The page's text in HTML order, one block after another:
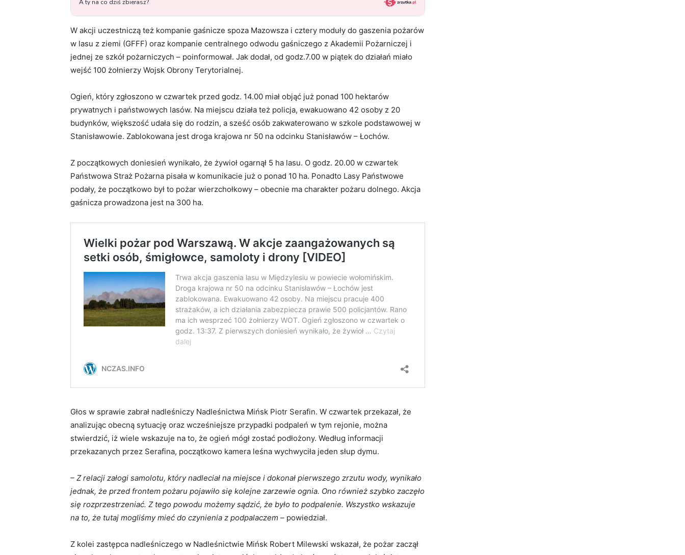
W akcji uczestniczą też kompanie gaśnicze spoza Mazowsza i cztery moduły do gaszenia pożarów
w lasu z ziemi (GFFF) oraz kompanie centralnego odwodu gaśniczego z Akademii Pożarniczej i
jednej ze szkół pożarniczych – poinformował. Jak dodał, od godz.7.00 w piątek do działań miało
wejść 100 żołnierzy Wojsk Obrony Terytorialnej.
Ogień, który zgłoszono w czwartek przed godz. 14.00 miał objąć już ponad 100 hektarów
prywatnych i państwowych lasów. Na miejscu działa też policja, ewakuowano 42 osoby z 20
budynków, większość udała się do rodzin, a sześć osób zakwaterowano w szkole podstawowej w
Stanisławowie. Zablokowana jest droga krajowa nr 50 na odcinku Stanisławów – Łochów.
Z początkowych doniesień wynikało, że żywioł ogarnął 5 ha lasu. O godz. 20.00 w czwartek
Państwowa Straż Pożarna pisała w komunikacie już o ponad 10 ha. Ponadto Lasy Państwowe
podały, że początkowo był to pożar wierzchołkowy – obecnie ma charakter pożaru dolnego. Akcja
gaśnicza prowadzona jest na 300 ha.
Głos w sprawie zabrał nadleśniczy Nadleśnictwa Mińsk Piotr Serafin. W czwartek przekazał, że
analizując obecną sytuację oraz wcześniejsze przypadki podpaleń w tym rejonie, można
stwierdzić, iż wiele wskazuje na to, że ogień mógł zostać podłożony. Według informacji
przekazanych przez Serafina, początkowo kamera leśna wychwyciła jeden słup dymu.
– Z relacji załogi samolotu, który nadleciał na miejsce i dokonał pierwszego zrzutu wody, wynikało
jednak, że przed frontem pożaru pojawiło się kolejne zarzewie ognia. Ono również szybko zaczęło
się rozprzestrzeniać. Z tego powodu możemy sądzić, że było to podpalenie. Wszystko wskazuje
na to, że tutaj mogliśmy mieć do czynienia z podpalaczem – powiedział.
Z kolei zastępca nadleśniczego w Nadleśnictwie Mińsk Robert Milewski wskazał, że pożar zaczął